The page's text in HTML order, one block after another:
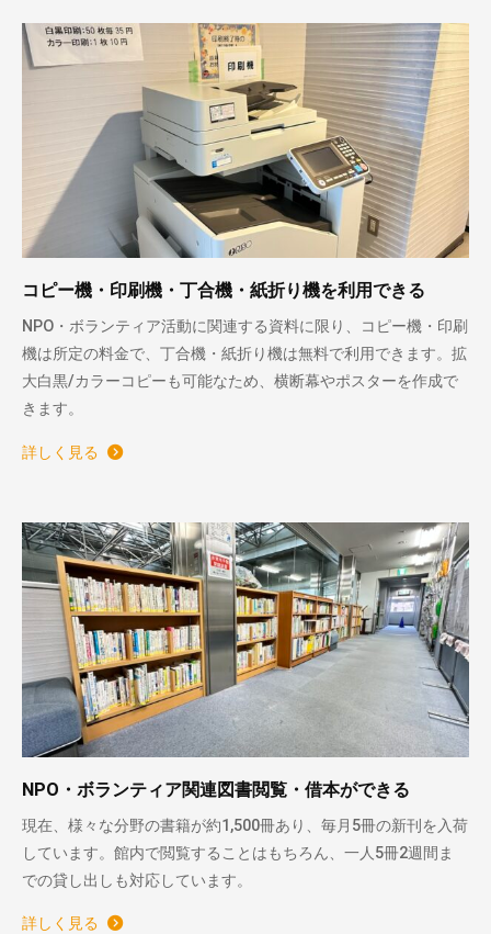
コピー機・印刷機・丁合機・紙折り機を利用できる
NPO・ボランティア活動に関連する資料に限り、コピー機・印刷
機は所定の料金で、丁合機・紙折り機は無料で利用できます。拡
大白黒/カラーコピーも可能なため、横断幕やポスターを作成で
きます。
詳しく見る
NPO・ボランティア関連図書閲覧・借本ができる
現在、様々な分野の書籍が約1,500冊あり、毎月5冊の新刊を入荷
しています。館内で閲覧することはもちろん、一人5冊2週間ま
での貸し出しも対応しています。
詳しく見る